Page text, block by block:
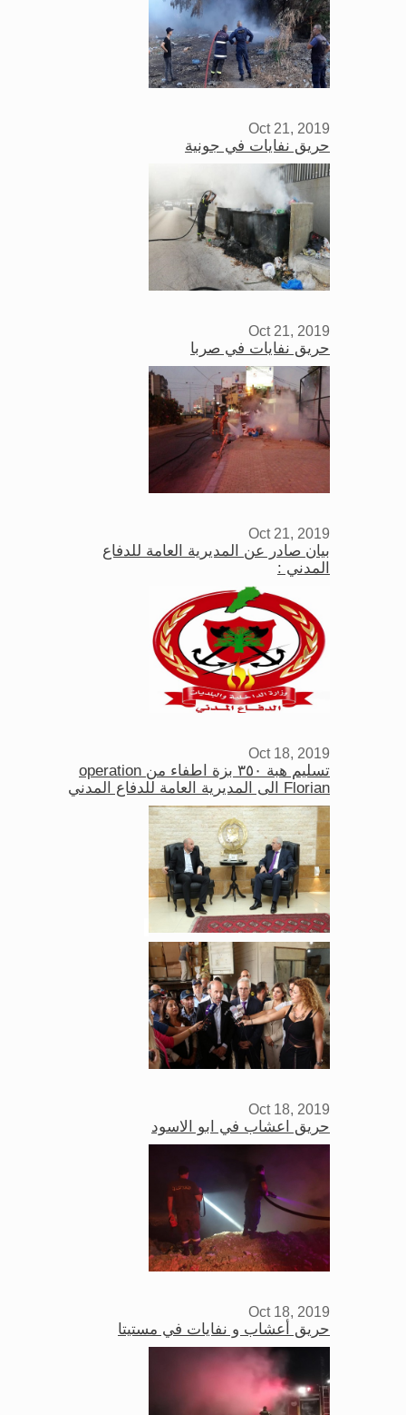
Oct 21, 2019
حريق نفايات في جونية
Oct 21, 2019
حريق نفايات في صربا
Oct 21, 2019
بيان صادر عن المديرية العامة للدفاع
المدني :
Oct 18, 2019
تسليم هبة ٣٥٠ بزة اطفاء من operation
Florian الى المديرية العامة للدفاع المدني
Oct 18, 2019
حريق اعشاب في ابو الاسود
Oct 18, 2019
حريق أعشاب و نفايات في مستيتا